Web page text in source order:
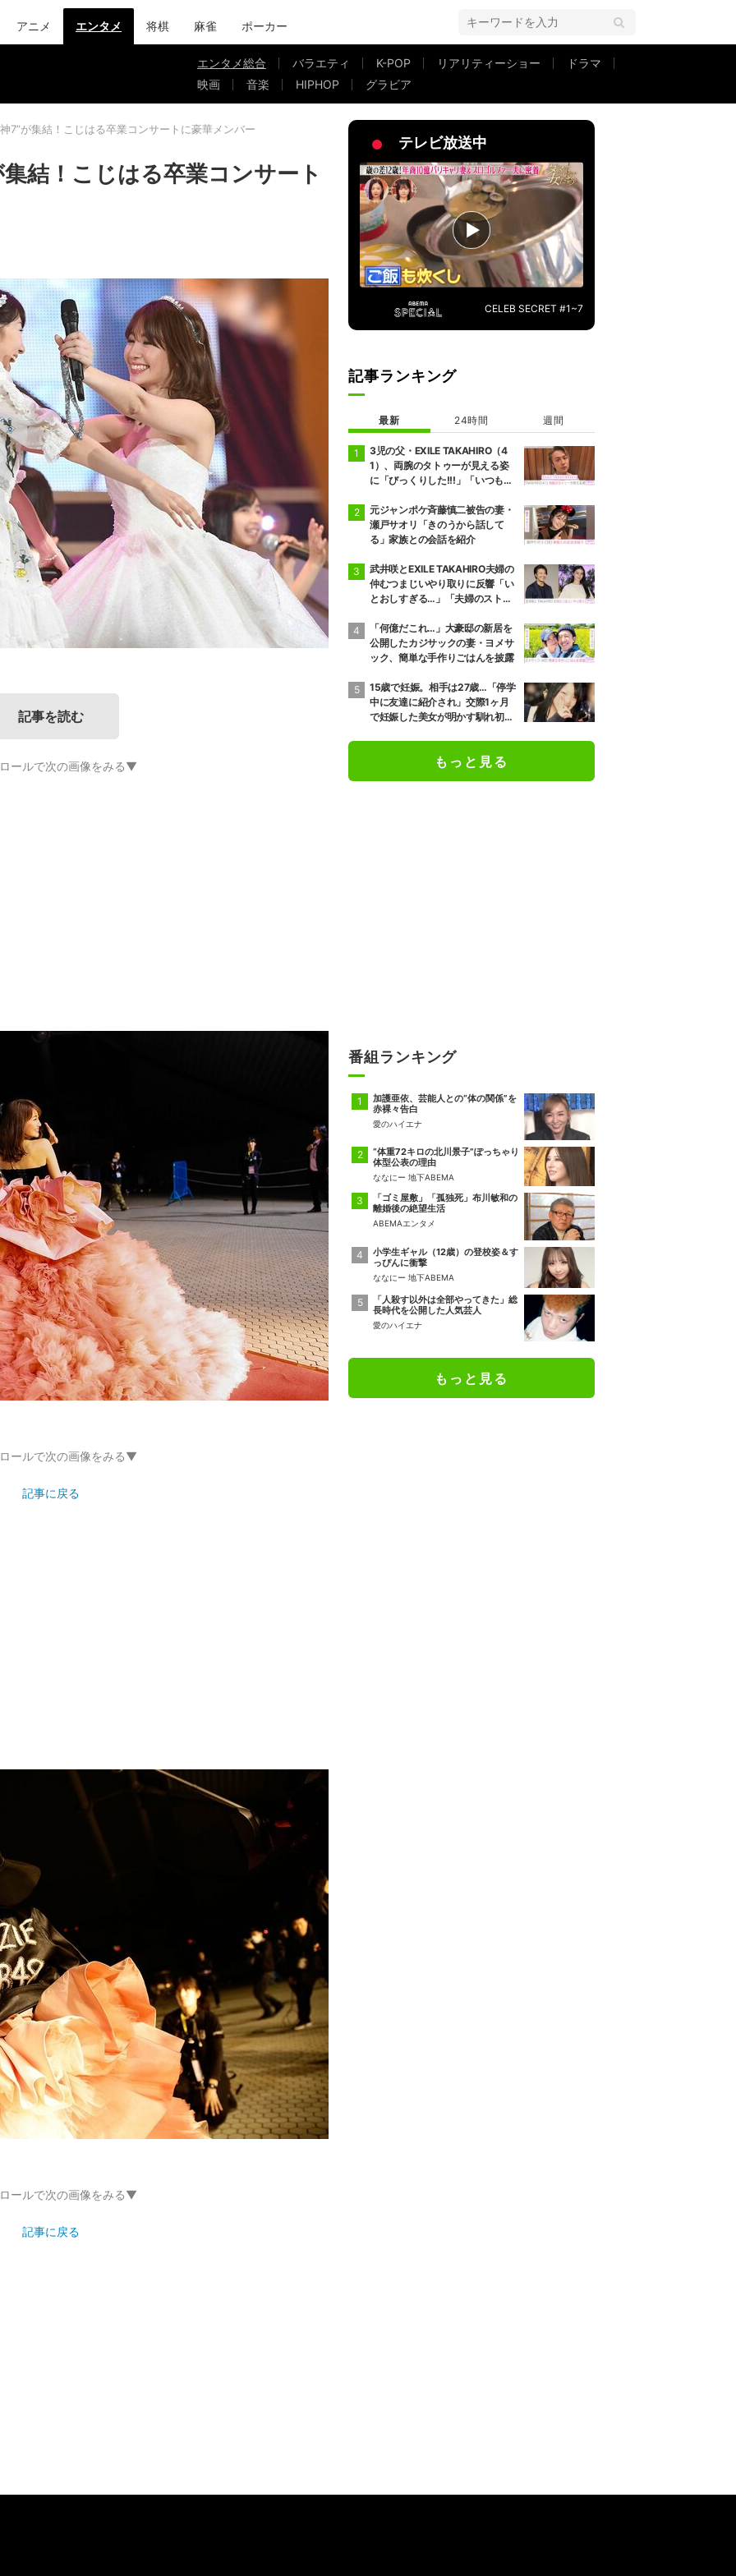
アニメ エンタメ 将棋 麻雀 ポーカー
エンタメ総合 バラエティ K-POP リアリティーショー
ドラマ
映画
音楽 HIPHOP グラビア
7”が集結！こじはる卒業コンサートに豪華メンバー
結！こじはる卒業コンサート
記事を読む
ールで次の画像をみる▼
ールで次の画像をみる▼
記事に戻る
ールで次の画像をみる▼
記事に戻る
テレビ放送中
CELEB SECRET #1~7
記事ランキング
最新 24時間 週間
3児の父・EXILE TAKAHIRO（4
1）、両腕のタトゥーが見える姿
に「びっくりした!!!」「いつもと
の反響
元ジャンポケ斉藤慎二被告の妻・
瀬戸サオリ「きのうから話して
る」家族との会話を紹介
武井咲とEXILE TAKAHIRO夫婦の
仲むつまじいやり取りに反響「い
とおしすぎる…」「夫婦のストー
「何億だこれ…」大豪邸の新居を
公開したカジサックの妻・ヨメサ
ック、簡単な手作りごはんを披露
15歳で妊娠。相手は27歳…「停学
中に友達に紹介され」交際1ヶ月
で妊娠した美女が明かす馴れ初め
もっと見る
番組ランキング
加護亜依、芸能人との“体の関係”を
赤裸々告白
愛のハイエナ
“体重72キロの北川景子”ぽっちゃり
体型公表の理由
ななにー 地下ABEMA
「ゴミ屋敷」「孤独死」布川敏和の
離婚後の絶望生活
ABEMAエンタメ
小学生ギャル（12歳）の登校姿＆す
っぴんに衝撃
ななにー 地下ABEMA
「人殺す以外は全部やってきた」総
長時代を公開した人気芸人
愛のハイエナ
もっと見る